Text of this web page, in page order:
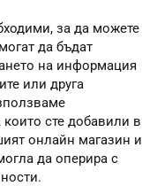
за да можете
да бъдат
на информация
или друга
които сте добавили в
онлайн магазин и
да оперира с